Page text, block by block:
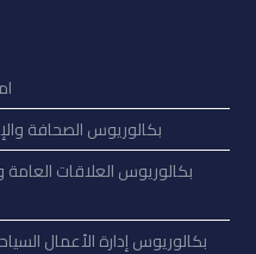
بكالوريوس الصحافة
بكالوريوس العلاقات العامة
بكالوريوس إدارة الأعمال